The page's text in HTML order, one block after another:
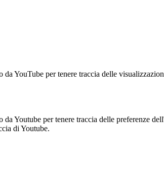
da YouTube per tenere traccia delle
da Youtube per tenere traccia delle preferenze
di Youtube.